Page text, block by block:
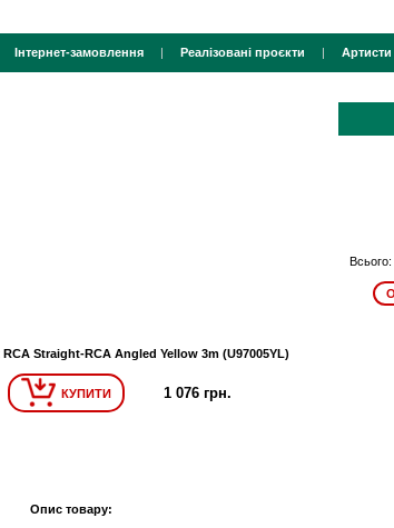
Інтернет-замовлення | Реалізовані проєкти | Артисти
Всього:
RCA Straight-RCA Angled Yellow 3m (U97005YL)
КУПИТИ 1 076 грн.
Опис товару: